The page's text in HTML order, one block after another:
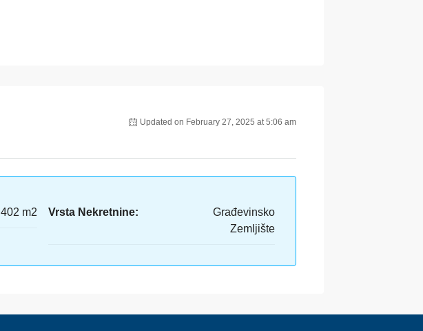
Updated on February 27, 2025 at 5:06 am
402 m2 Vrsta Nekretnine:
Građevinsko
Zemljište